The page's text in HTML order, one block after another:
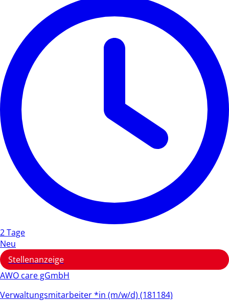
2 Tage
Neu
Stellenanzeige
AWO care gGmbH
Verwaltungsmitarbeiter *in (m/w/d) (181184)